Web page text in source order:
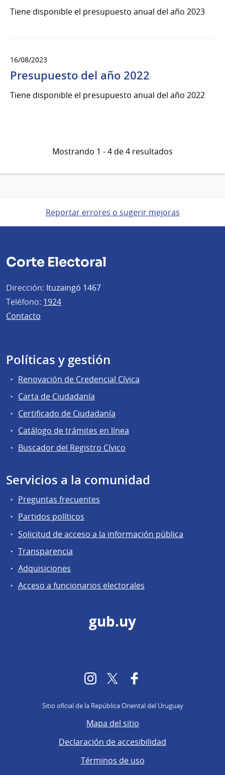
Tiene disponible el presupuesto anual del año 2023
16/08/2023
Presupuesto del año 2022
Tiene disponible el presupuesto anual del año 2022
Mostrando 1 - 4 de 4 resultados
Reportar errores o sugerir mejoras
Corte Electoral
Dirección: Ituzaingó 1467
Teléfono: 1924
Contacto
Políticas y gestión
Renovación de Credencial Cívica
Carta de Ciudadanía
Certificado de Ciudadanía
Catálogo de trámites en línea
Buscador del Registro Cívico
Servicios a la comunidad
Preguntas frecuentes
Partidos políticos
Solicitud de acceso a la información pública
Transparencia
Adquisiciones
Acceso a funcionarios electorales
gub.uy
Instagram
Twitter
Sitio oficial de la República Oriental del Uruguay
Mapa del sitio
Declaración de accesibilidad
Términos de uso